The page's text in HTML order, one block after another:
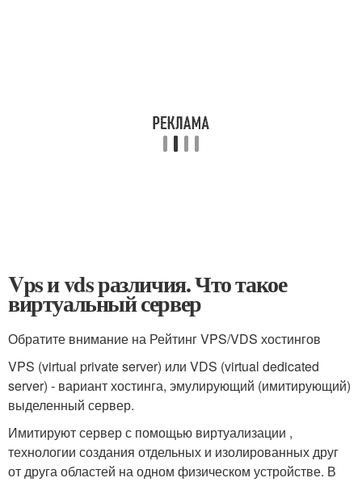
Vps и vds различия. Что такое
виртуальный сервер
Обратите внимание на Рейтинг VPS/VDS хостингов
VPS (virtual private server) или VDS (virtual dedicated
server) - вариант хостинга, эмулирующий (имитирующий)
выделенный сервер.
Имитируют сервер с помощью виртуализации ,
технологии создания отдельных и изолированных друг
от друга областей на одном физическом устройстве. В